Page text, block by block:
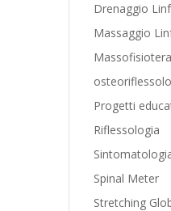
Drenaggio
Massaggio
Progetti
Riflessologia
Spinal Meter
Stretching